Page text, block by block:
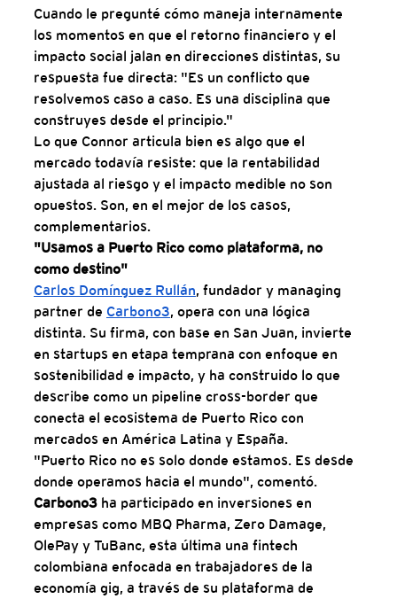
Cuando le pregunté cómo maneja internamente
los momentos en que el retorno financiero y el
impacto social jalan en direcciones distintas, su
respuesta fue directa: "Es un conflicto que
resolvemos caso a caso. Es una disciplina que
construyes desde el principio."
Lo que Connor articula bien es algo que el
mercado todavía resiste: que la rentabilidad
ajustada al riesgo y el impacto medible no son
opuestos. Son, en el mejor de los casos,
complementarios.
"Usamos a Puerto Rico como plataforma, no
como destino"
Carlos Domínguez Rullán, fundador y managing
partner de Carbono3, opera con una lógica
distinta. Su firma, con base en San Juan, invierte
en startups en etapa temprana con enfoque en
sostenibilidad e impacto, y ha construido lo que
describe como un pipeline cross-border que
conecta el ecosistema de Puerto Rico con
mercados en América Latina y España.
"Puerto Rico no es solo donde estamos. Es desde
donde operamos hacia el mundo", comentó.
Carbono3 ha participado en inversiones en
empresas como MBQ Pharma, Zero Damage,
OlePay y TuBanc, esta última una fintech
colombiana enfocada en trabajadores de la
economía gig, a través de su plataforma de